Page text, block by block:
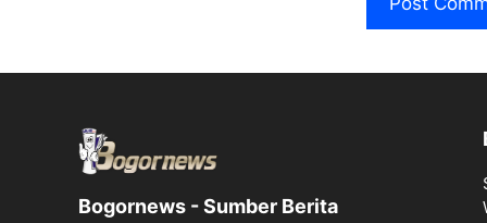
Bogornews - Sumber Berita